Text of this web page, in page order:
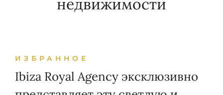
недвижимости
ИЗБРАННОЕ
Ibiza Royal Agency эксклюзивно